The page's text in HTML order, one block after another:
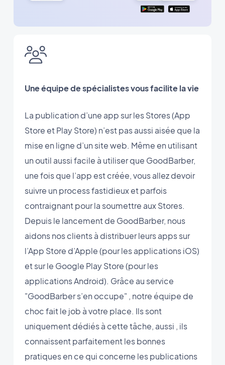
Une équipe de spécialistes vous facilite la vie
La publication d’une app sur les Stores (App
Store et Play Store) n’est pas aussi aisée que la
mise en ligne d’un site web. Même en utilisant
un outil aussi facile à utiliser que GoodBarber,
une fois que l’app est créée, vous allez devoir
suivre un process fastidieux et parfois
contraignant pour la soumettre aux Stores.
Depuis le lancement de GoodBarber, nous
aidons nos clients à distribuer leurs apps sur
l’App Store d’Apple (pour les applications iOS)
et sur le Google Play Store (pour les
applications Android). Grâce au service
"GoodBarber s’en occupe" , notre équipe de
choc fait le job à votre place. Ils sont
uniquement dédiés à cette tâche, aussi , ils
connaissent parfaitement les bonnes
pratiques en ce qui concerne les publications